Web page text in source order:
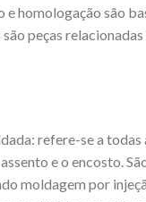
e homologação são
peças relacionadas
refere-se a todas
e o encosto.
moldagem por